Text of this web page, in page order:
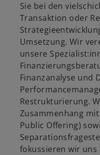
Sie bei den
Transaktion oder
Umsetzung. Wir
unsere
Finanzanalyse und
Restrukturierung.
Zusammenhang
Public Offering)
fokussieren wir